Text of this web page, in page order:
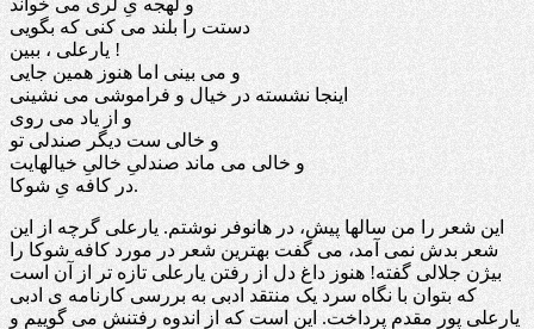
و لهجه یِ لُری می خواند
دستت را بلند می کنی که بگویی
یارعلی ، ببین !
و می بینی اما هنوز همین جایی
اینجا نشسته در خیال و فراموشی می نشینی
و از یاد می روی
و خالی ست دیگر صندلی تو
و خالی می ماند صندلیِ خالیِ خیالهایت
در کافه یِ شوکا.
این شعر را من سالها پیش، در هانوفر نوشتم. یارعلی گرچه از این
شعر بدش نمی آمد، می گفت بهترین شعر در مورد کافه شوکا را
بیژن جلالی گفته! هنوز داغ دل از رفتن یارعلی تازه تر از آن است
که بتوان با نگاه سرد یک منتقد ادبی به بررسی کارنامه ی ادبی
یارعلی پور مقدم پرداخت. این است که از اندوه رفتنش می گوییم و